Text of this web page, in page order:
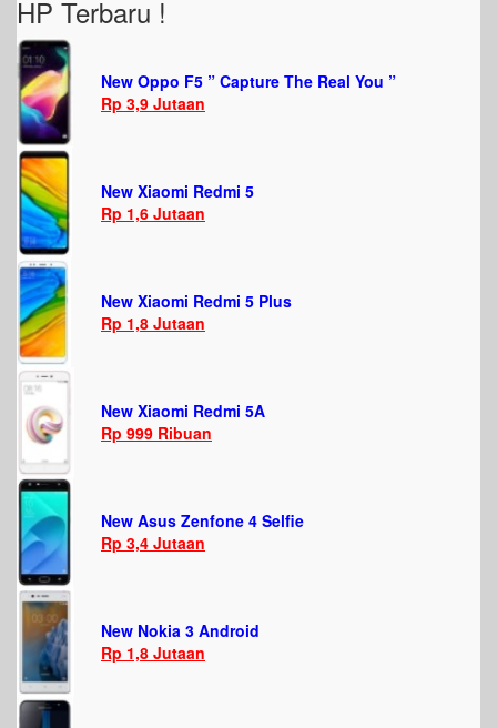
HP Terbaru !
New Oppo F5 ” Capture The Real You ”
Rp 3,9 Jutaan
New Xiaomi Redmi 5
Rp 1,6 Jutaan
New Xiaomi Redmi 5 Plus
Rp 1,8 Jutaan
New Xiaomi Redmi 5A
Rp 999 Ribuan
New Asus Zenfone 4 Selfie
Rp 3,4 Jutaan
New Nokia 3 Android
Rp 1,8 Jutaan